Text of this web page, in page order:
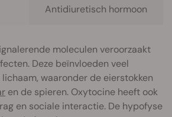
Antidiuretisch hormoon
moleculen veroorzaakt
Deze beïnvloeden veel
waaronder de eierstokken
en de spieren. Oxytocine heeft ook
en sociale interactie. De hypofyse